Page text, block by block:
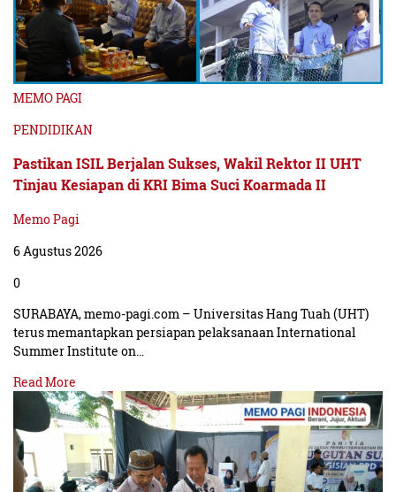
MEMO PAGI
PENDIDIKAN
Pastikan ISIL Berjalan Sukses, Wakil Rektor II UHT
Tinjau Kesiapan di KRI Bima Suci Koarmada II
Memo Pagi
6 Agustus 2026
0
SURABAYA, memo-pagi.com – Universitas Hang Tuah (UHT)
terus memantapkan persiapan pelaksanaan International
Summer Institute on…
Read More